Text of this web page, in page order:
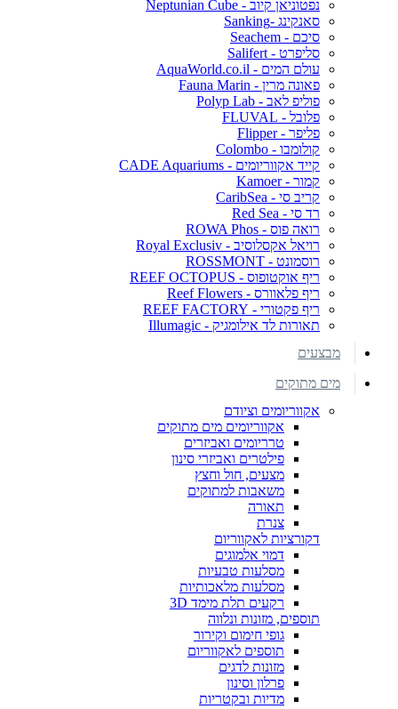
נפטוניאן קיוב - Neptunian Cube
סאנקינג -Sanking
סיכם - Seachem
סליפרט - Salifert
עולם המים - AquaWorld.co.il
פאונה מרין - Fauna Marin
פוליפ לאב - Polyp Lab
פלובל - FLUVAL
פליפר - Flipper
קולומבו - Colombo
קייד אקווריומים - CADE Aquariums
קמור - Kamoer
קריב סי - CaribSea
רד סי - Red Sea
רואה פוס - ROWA Phos
רויאל אקסלוסיב - Royal Exclusiv
רוסמונט - ROSSMONT
ריף אוקטופוס - REEF OCTOPUS
ריף פלאוורס - Reef Flowers
ריף פקטורי - REEF FACTORY
תאורות לד אילומגיק - Illumagic
מבצעים
מים מתוקים
אקווריומים וציודם
אקווריומים מים מתוקים
טרריומים ואביזרים
פילטרים ואביזרי סינון
מצעים, חול וחצץ
משאבות למתוקים
תאורה
צנרת
דקורציות לאקווריום
דמוי אלמוגים
מסלעות טבעיות
מסלעות מלאכותיות
רקעים תלת מימד 3D
תוספים, מזונות ונלווה
גופי חימום וקירור
תוספים לאקווריום
מזונות לדגים
פרלון וסינון
מדיות ובקטריות